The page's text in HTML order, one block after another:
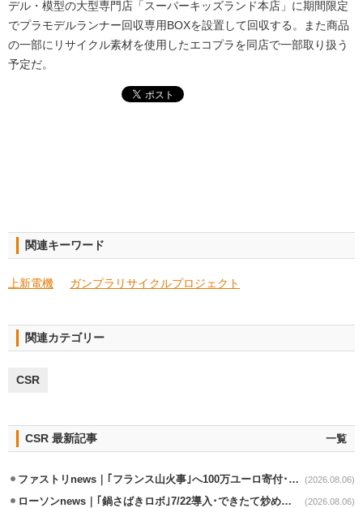
デル・模型の大型専門店「スーパーキッズランド本店」に期間限定
でプラモデルランナー回収専用BOXを設置して回収する。また商品
の一部にリサイクル素材を使用したエコプラを同店で一部取り扱う
予定だ。
関連キーワード
上新電機 ガンプラリサイクルプロジェクト
関連カテゴリー
CSR
CSR 最新記事 一覧
ファストリnews｜｢フランス山火事｣へ100万ユーロ寄付･衣料5万点も提供 (2026.08.06)
ローソンnews｜｢鍋さばきロボ｣7/22導入･できたて炒めメニューを提供 (2026.08.06)